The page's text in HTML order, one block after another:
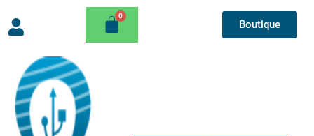
Boutique